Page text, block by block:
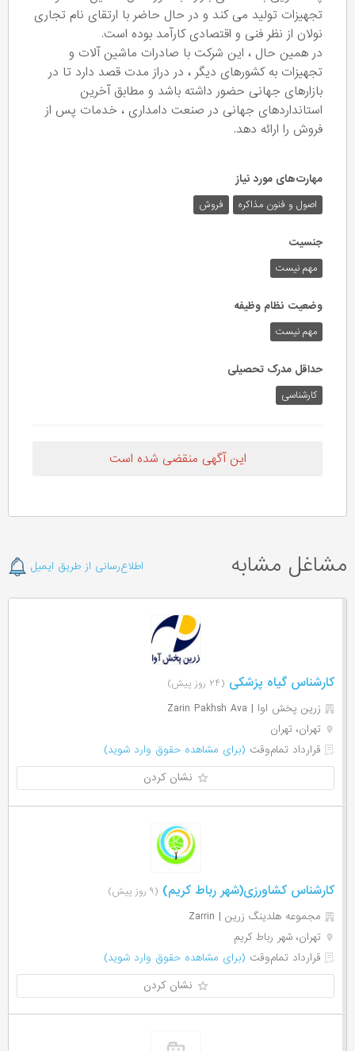
تجهیزات تولید می کند و در حال حاضر با ارتقای نام تجاری
نولان از نظر فنی و اقتصادی کارآمد بوده است.
در همین حال ، این شرکت با صادرات ماشین آلات و
تجهیزات به کشورهای دیگر ، در دراز مدت قصد دارد تا در
بازارهای جهانی حضور داشته باشد و مطابق آخرین
استانداردهای جهانی در صنعت دامداری ، خدمات پس از
فروش را ارائه دهد.
مهارت‌های مورد نیاز
اصول و فنون مذاکره فروش
جنسیت
مهم نیست
وضعیت نظام وظیفه
مهم‌ نیست
حداقل مدرک تحصیلی
کارشناسی
این آگهی منقضی شده است
مشاغل مشابه اطلاع‌رسانی از طریق ایمیل
کارشناس گیاه پزشکی (۲۴ روز پیش)
زرین پخش اوا | Zarin Pakhsh Ava
تهران، تهران
قرارداد تمام‌وقت (برای مشاهده حقوق وارد شوید)
نشان کردن
کارشناس کشاورزی(شهر رباط کریم) (۹ روز پیش)
مجموعه هلدینگ زرین | Zarrin
تهران، شهر رباط کریم
قرارداد تمام‌وقت (برای مشاهده حقوق وارد شوید)
نشان کردن